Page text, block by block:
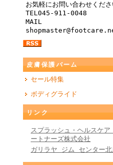
お気軽にお問い合わせくださ
TEL045-911-0048
MAIL
皮膚保護バーム
セール特集
ボディグライド
リンク
スプラッシュ・ヘルスケア
ートナーズ株式会社
ガリラヤ ジム センター北